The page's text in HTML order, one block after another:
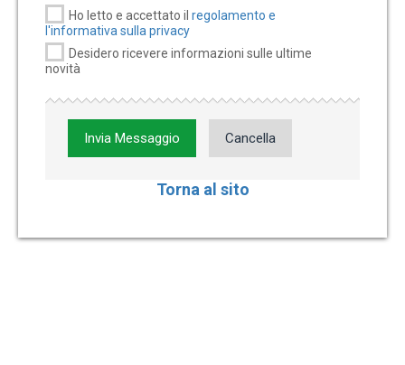
Ho letto e accettato il regolamento e
l'informativa sulla privacy
Desidero ricevere informazioni sulle ultime
novità
Invia Messaggio Cancella
Torna al sito